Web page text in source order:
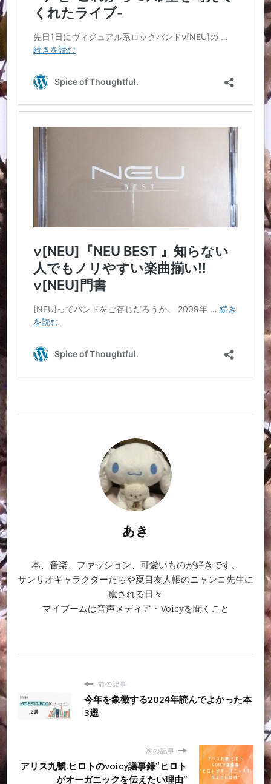
あき
本、音楽、ファッション、可愛いものが好きです。
サンリオキャラクターたちや夏目友人帳のニャンコ先生に
癒される日々
マイブームは音声メディア・Voicyを聞くこと
前の記事
今年を象徴する2024年読んでよかった本
3選
次の記事
アリス九號.ヒロトのvoicy議事録“ヒロト
がオーガニックを伝えたい理由”